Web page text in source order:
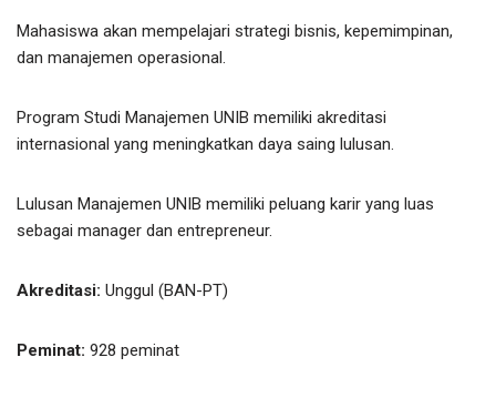
Mahasiswa akan mempelajari strategi bisnis, kepemimpinan,
dan manajemen operasional.
Program Studi Manajemen UNIB memiliki akreditasi
internasional yang meningkatkan daya saing lulusan.
Lulusan Manajemen UNIB memiliki peluang karir yang luas
sebagai manager dan entrepreneur.
Akreditasi: Unggul (BAN-PT)
Peminat: 928 peminat